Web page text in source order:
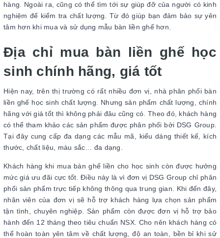
hàng. Ngoài ra, cũng có thể tìm tới sự giúp đỡ của người có kinh
nghiệm để kiểm tra chất lượng. Từ đó giúp bạn đảm bảo sự yên
tâm hơn khi mua và sử dụng mẫu bàn liền ghế hơn.
Địa chỉ mua bàn liền ghế học
sinh chính hãng, giá tốt
Hiện nay, trên thị trường có rất nhiều đơn vị, nhà phân phối bàn
liền ghế học sinh chất lượng. Nhưng sản phẩm chất lượng, chính
hãng với giá tốt thì không phải đâu cũng có. Theo đó, khách hàng
có thể tham khảo các sản phẩm được phân phối bởi DSG Group.
Tại đây cung cấp đa dạng các mẫu mã, kiểu dáng thiết kế, kích
thước, chất liệu, màu sắc… đa dạng.
Khách hàng khi mua bàn ghế liền cho học sinh còn được hưởng
mức giá ưu đãi cực tốt. Điều này là vì đơn vị DSG Group chỉ phân
phối sản phẩm trực tiếp không thông qua trung gian. Khi đến đây,
nhân viên của đơn vị sẽ hỗ trợ khách hàng lựa chọn sản phẩm
tận tình, chuyên nghiệp. Sản phẩm còn được đơn vị hỗ trợ bảo
hành đến 12 tháng theo tiêu chuẩn NSX. Cho nên khách hàng có
thể hoàn toàn yên tâm về chất lượng, độ an toàn, bền bỉ khi sử